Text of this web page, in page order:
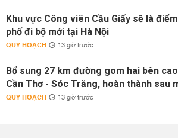
Khu vực Công viên Cầu Giấy sẽ là
phố đi bộ mới tại Hà Nội
QUY HOẠCH 13 giờ trước
Bổ sung 27 km đường gom hai bên
Cần Thơ - Sóc Trăng, hoàn thành sau
QUY HOẠCH 13 giờ trước